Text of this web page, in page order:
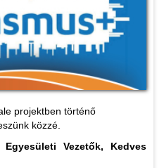
projektben történő
közzé.
Vezetők, Kedves